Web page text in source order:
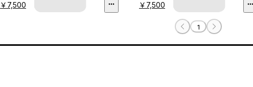
￥7,500 ￥7,500
1